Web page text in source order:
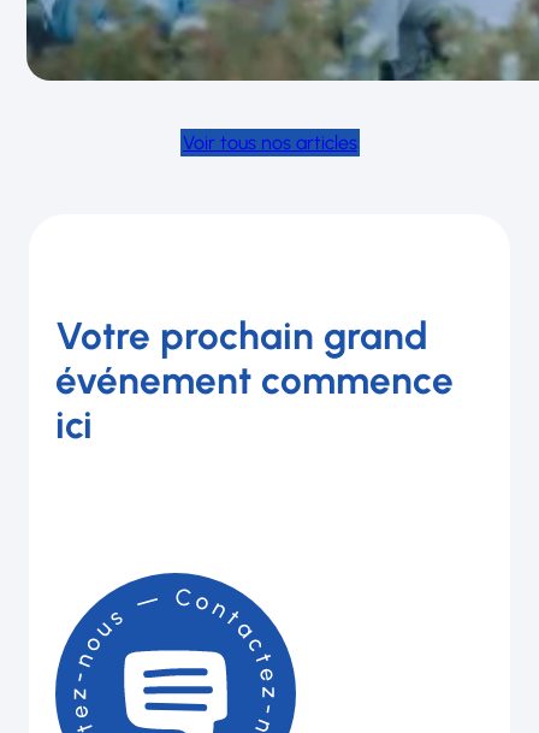
Voir tous nos articles
Votre prochain grand
événement commence
ici